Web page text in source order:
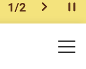
上一个
1/2 下一个开
目